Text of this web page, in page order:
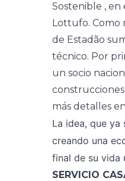
Sostenible , en
Lottufo. Como
de Estadão
técnico. Por
un socio
construcciones
más detalles
La idea, que
creando una
final de su vida
SERVICIO